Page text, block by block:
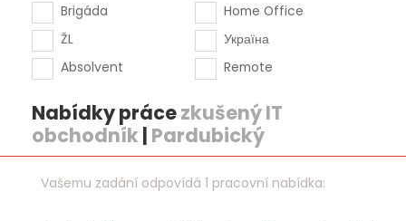
Brigáda
ŽL
Absolvent
Home Office
Україна
Remote
Nabídky prácezkušený IT
obchodník | Pardubický
Vašemu zadání odpovídá 1 pracovní nabídka: